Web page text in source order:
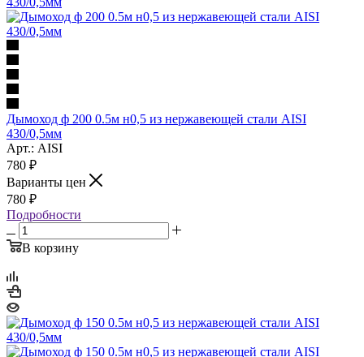
Дымоход ф 200 0.5м н0,5 из нержавеющей стали AISI
430/0,5мм
Арт.: AISI
780 ₽
Варианты цен
780 ₽
Подробности
В корзину